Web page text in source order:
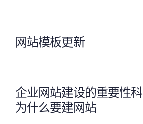
网站模板更新
企业网站建设的重要性
为什么要建网站